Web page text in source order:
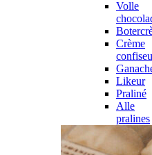
Volle
Crème
Likeur
Praliné
Alle
pralines